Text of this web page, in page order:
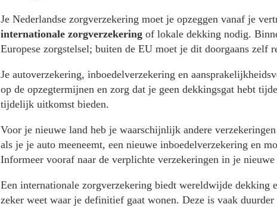
Je Nederlandse zorgverzekering moet je opzeggen vanaf je
internationale zorgverzekering of lokale dekking nodig.
Europese zorgstelsel; buiten de EU moet je dit doorgaans zelf
Je autoverzekering, inboedelverzekering en
op de opzegtermijnen en zorg dat je geen dekkingsgat hebt
tijdelijk uitkomst bieden.
Voor je nieuwe land heb je waarschijnlijk andere
als je je auto meeneemt, een nieuwe inboedelverzekering en
Informeer vooraf naar de verplichte verzekeringen in je nieuwe
Een internationale zorgverzekering biedt wereldwijde dekking
zeker weet waar je definitief gaat wonen. Deze is vaak